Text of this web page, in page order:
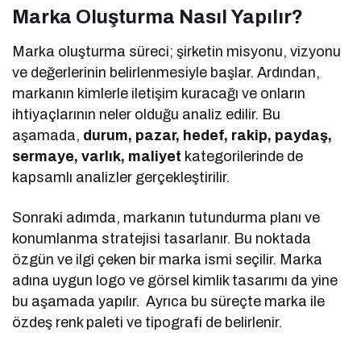
Marka Oluşturma Nasıl Yapılır?
Marka oluşturma süreci; şirketin misyonu, vizyonu
ve değerlerinin belirlenmesiyle başlar. Ardından,
markanın kimlerle iletişim kuracağı ve onların
ihtiyaçlarının neler olduğu analiz edilir. Bu
aşamada, durum, pazar, hedef, rakip, paydaş,
sermaye, varlık, maliyet kategorilerinde de
kapsamlı analizler gerçekleştirilir.
Sonraki adımda, markanın tutundurma planı ve
konumlanma stratejisi tasarlanır. Bu noktada
özgün ve ilgi çeken bir marka ismi seçilir. Marka
adına uygun logo ve görsel kimlik tasarımı da yine
bu aşamada yapılır. Ayrıca bu süreçte marka ile
özdeş renk paleti ve tipografi de belirlenir.